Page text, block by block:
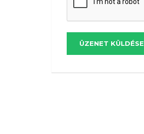
ÜZENET KÜLDÉSE